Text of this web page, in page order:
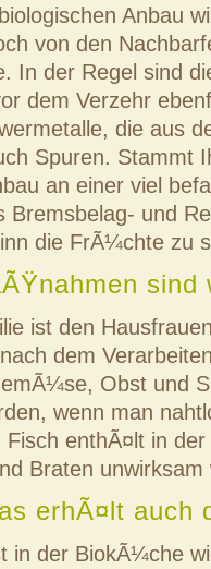
Anbau
von den
In der Regel sind
dem Verzehr
die aus
Spuren. Stammt
an einer viel
Bremsbelag- und
die FrÃ¼chte zu
sind
ist den
dem
Obst und
wenn man
enthÃ¤lt in
Braten unwirksam
erhÃ¤lt auch
in der BiokÃ¼che